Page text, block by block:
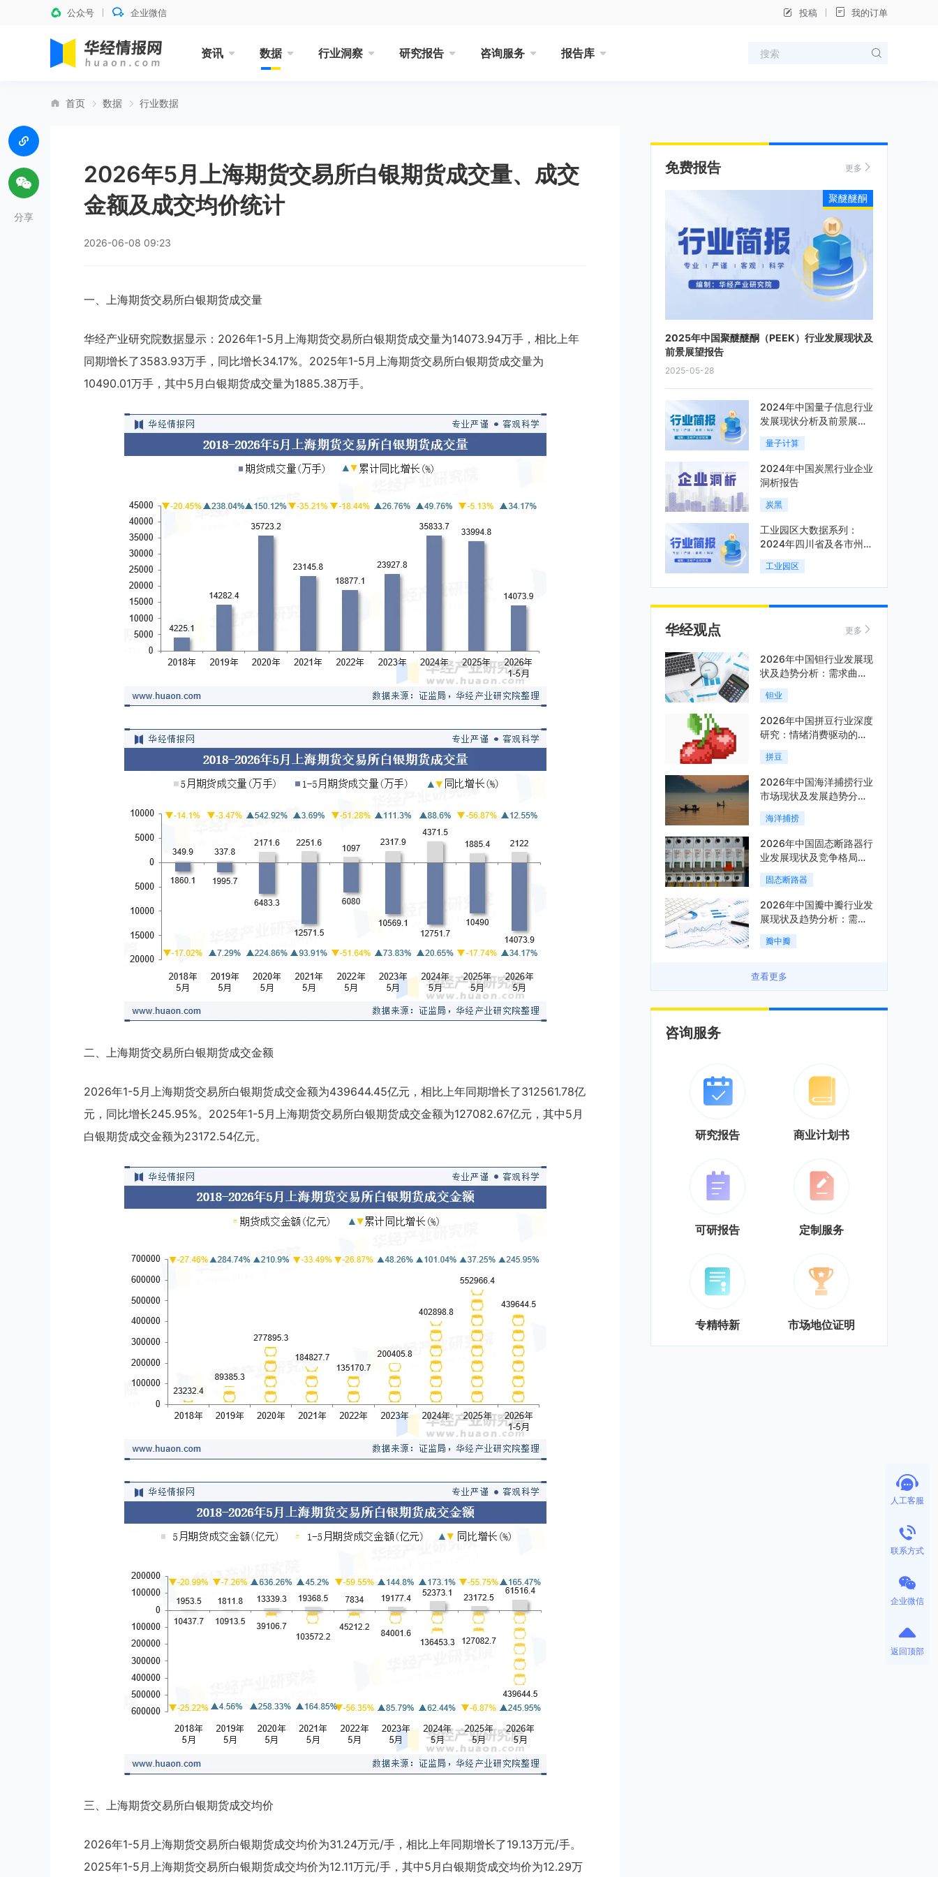
公众号 企业微信 投稿 我的订单
资讯 数据 行业洞察 研究报告 咨询服务 报告库
首页 数据 行业数据
2026年5月上海期货交易所白银期货成交量、成交
金额及成交均价统计
2026-06-08 09:23
一、上海期货交易所白银期货成交量
华经产业研究院数据显示：2026年1-5月上海期货交易所白银期货成交量为14073.94万手，相比上年
同期增长了3583.93万手，同比增长34.17%。2025年1-5月上海期货交易所白银期货成交量为
10490.01万手，其中5月白银期货成交量为1885.38万手。
二、上海期货交易所白银期货成交金额
2026年1-5月上海期货交易所白银期货成交金额为439644.45亿元，相比上年同期增长了312561.78亿
元，同比增长245.95%。2025年1-5月上海期货交易所白银期货成交金额为127082.67亿元，其中5月
白银期货成交金额为23172.54亿元。
三、上海期货交易所白银期货成交均价
2026年1-5月上海期货交易所白银期货成交均价为31.24万元/手，相比上年同期增长了19.13万元/手。
2025年1-5月上海期货交易所白银期货成交均价为12.11万元/手，其中5月白银期货成交均价为12.29万
分享
免费报告 更多
2025年中国聚醚醚酮（PEEK）行业发展现状及
前景展望报告
2025-05-28
聚醚醚酮
2024年中国量子信息行业
发展现状分析及前景展望
报告
量子计算
2024年中国炭黑行业企业
洞析报告
炭黑
工业园区大数据系列：
2024年四川省及各市州工
业园区全景洞析报告
工业园区
华经观点 更多
2026年中国钽行业发展现
状及趋势分析：需求曲线
陡峭与供给曲线平缓的博
弈加剧「图」
钽业
2026年中国拼豆行业深度
研究：情绪消费驱动的新
兴手工赛道「图」
拼豆
2026年中国海洋捕捞行业
市场现状及发展趋势分
析：科技赋能与智能化转
型加速「图」
海洋捕捞
2026年中国固态断路器行
业发展现状及竞争格局分
析：国际巨头领跑技术，
国内企业加速追赶「图」
固态断路器
2026年中国瓣中瓣行业发
展现状及趋势分析：需求
可持续释放，市场发展前
景良好「图」
瓣中瓣
查看更多
咨询服务
研究报告 商业计划书
可研报告 定制服务
专精特新 市场地位证明
人工客服
联系方式
企业微信
返回顶部